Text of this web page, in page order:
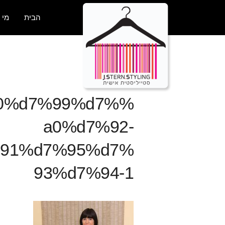
הבית מי
a0%d7%92-
93%d7%94-1